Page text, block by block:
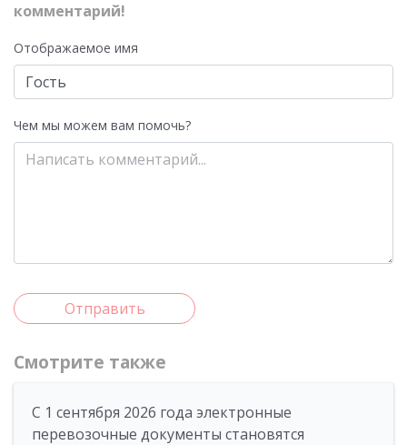
комментарий!
Отображаемое имя
Чем мы можем вам помочь?
Отправить
Смотрите также
С 1 сентября 2026 года электронные
перевозочные документы становятся